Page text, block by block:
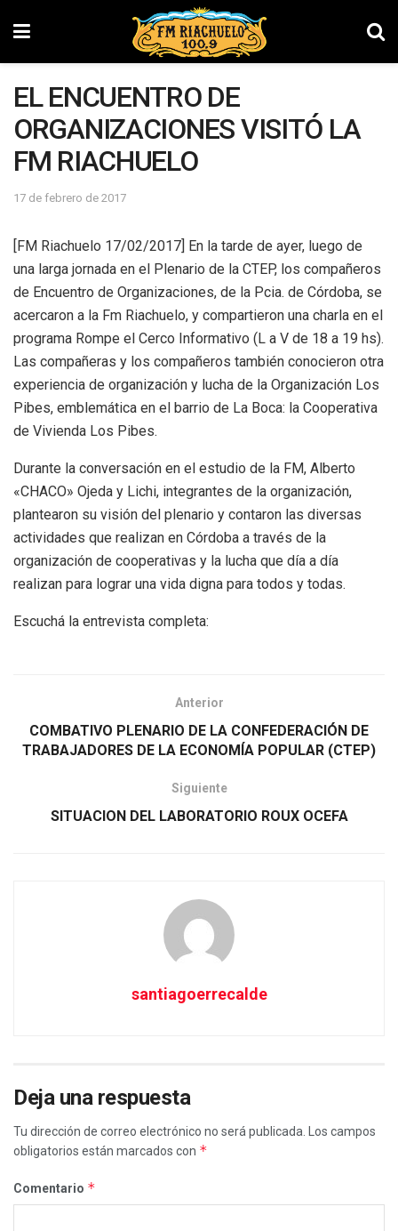
EL ENCUENTRO DE
ORGANIZACIONES VISITÓ LA
FM RIACHUELO
17 de febrero de 2017
[FM Riachuelo 17/02/2017] En la tarde de ayer, luego de
una larga jornada en el Plenario de la CTEP, los compañeros
de Encuentro de Organizaciones, de la Pcia. de Córdoba, se
acercaron a la Fm Riachuelo, y compartieron una charla en el
programa Rompe el Cerco Informativo (L a V de 18 a 19 hs).
Las compañeras y los compañeros también conocieron otra
experiencia de organización y lucha de la Organización Los
Pibes, emblemática en el barrio de La Boca: la Cooperativa
de Vivienda Los Pibes.
Durante la conversación en el estudio de la FM, Alberto
«CHACO» Ojeda y Lichi, integrantes de la organización,
plantearon su visión del plenario y contaron las diversas
actividades que realizan en Córdoba a través de la
organización de cooperativas y la lucha que día a día
realizan para lograr una vida digna para todos y todas.
Escuchá la entrevista completa:
Anterior
COMBATIVO PLENARIO DE LA CONFEDERACIÓN DE
TRABAJADORES DE LA ECONOMÍA POPULAR (CTEP)
Siguiente
SITUACION DEL LABORATORIO ROUX OCEFA
santiagoerrecalde
Deja una respuesta
Tu dirección de correo electrónico no será publicada.
Los campos
obligatorios están marcados con *
Comentario *